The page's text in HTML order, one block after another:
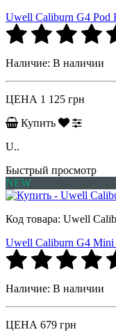
Uwell Caliburn G4 Pod
Наличие: В наличии
ЦЕНА 1 125 грн
Купить
U..
Быстрый просмотр
NEW
Код товара: Uwell
Uwell Caliburn G4
Наличие: В наличии
ЦЕНА 679 грн